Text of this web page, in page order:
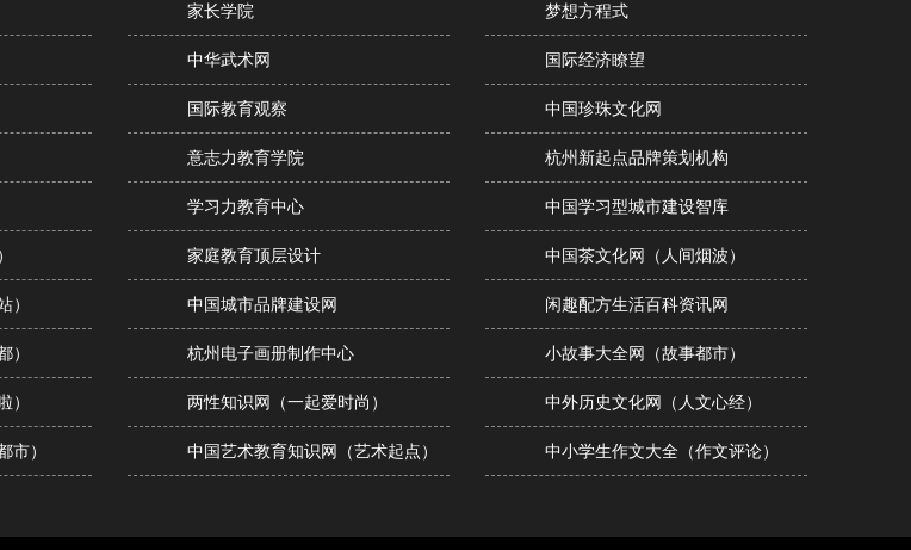
）
）
）
市）
家长学院
中华武术网
国际教育观察
意志力教育学院
学习力教育中心
家庭教育顶层设计
中国城市品牌建设网
杭州电子画册制作中心
两性知识网（一起爱时尚）
中国艺术教育知识网（艺术起点）
梦想方程式
国际经济瞭望
中国珍珠文化网
杭州新起点品牌策划机构
中国学习型城市建设智库
中国茶文化网（人间烟波）
闲趣配方生活百科资讯网
小故事大全网（故事都市）
中外历史文化网（人文心经）
中小学生作文大全（作文评论）